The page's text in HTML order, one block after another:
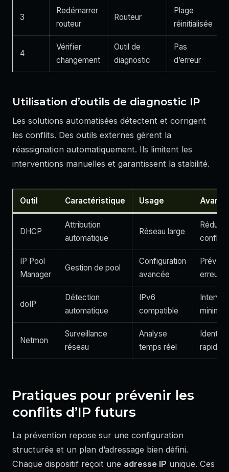
3
Redémarrer
routeur
Routeur
Plage
réinitialisée
4
Vérifier
changement
Outil de
diagnostic
Pas
d’erreur
Utilisation d’outils de diagnostic IP
Les solutions automatisées détectent et corrigent
les conflits. Des outils externes gèrent la
réassignation automatiquement. Ils limitent les
interventions manuelles et garantissent la stabilité.
Outil Caractéristique Usage
DHCP
Attribution
automatique
Réseau large
Réduit
conflits
IP Pool
Manager
Gestion de pool
Configuration
avancée
erreurs
doIP
Détection
automatique
IPv6
compatible
Netmon
Surveillance
réseau
Analyse
temps réel
Identifie
Pratiques pour prévenir les
conflits d’IP futurs
La prévention repose sur une configuration
structurée et un plan d’adressage bien défini.
Chaque dispositif reçoit une adresse IP unique. Ces